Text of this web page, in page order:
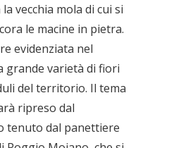
vecchia mola di cui si
le macine in pietra.
evidenziata nel
grande varietà di fiori
del territorio. Il tema
ripreso dal
tenuto dal panettiere